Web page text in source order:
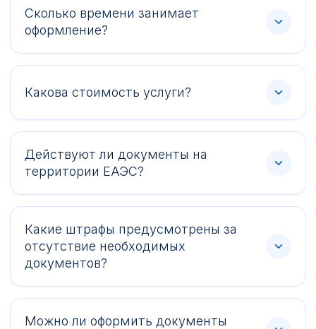
Сколько времени занимает
оформление?
Какова стоимость услуги?
Действуют ли документы на
территории ЕАЭС?
Какие штрафы предусмотрены за
отсутствие необходимых
документов?
Можно ли оформить документы